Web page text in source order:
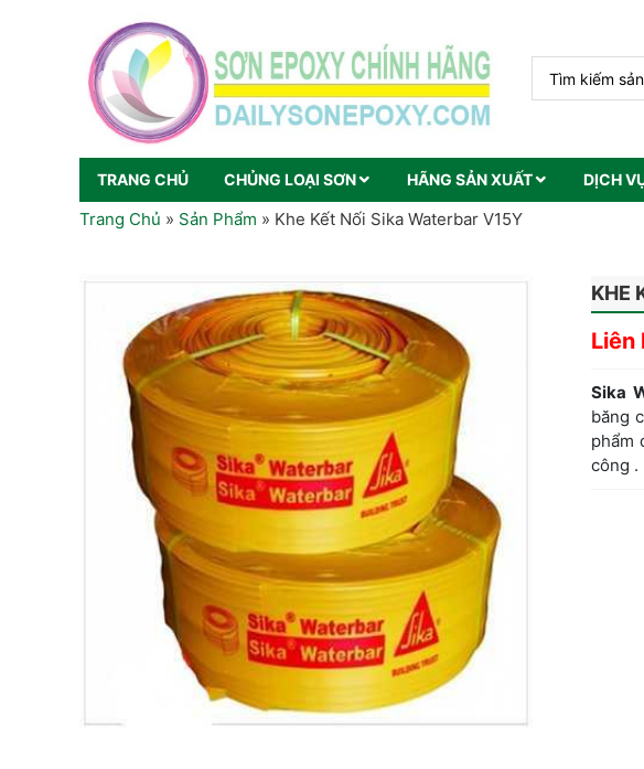
TRANG CHỦ CHỦNG LOẠI SƠN HÃNG SẢN XUẤT DỊCH
Trang Chủ » Sản Phẩm » Khe Kết Nối Sika Waterbar V15Y
KHE
Liên
Sika
băng
phẩm
công .